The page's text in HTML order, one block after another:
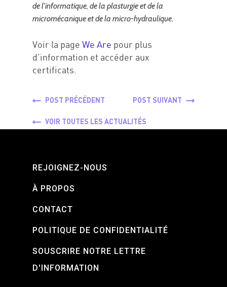
de l’informatique, de la plasturgie et de la
micromécanique et de la micro-hydraulique.
Voir la page We Are pour plus
d’information et accéder aux
certificats.
POST PRÉCÉDENT POST SUIVANT
VOIR TOUTES LES ACTUALITÉS
REJOIGNEZ-NOUS
À PROPOS
CONTACT
POLITIQUE DE CONFIDENTIALITÉ
SOUSCRIRE NOTRE LETTRE
D'INFORMATION